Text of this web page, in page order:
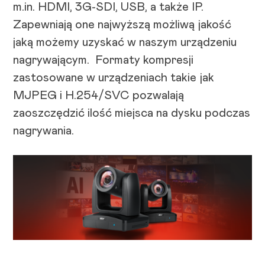
m.in. HDMI, 3G-SDI, USB, a także IP.
Zapewniają one najwyższą możliwą jakość
jaką możemy uzyskać w naszym urządzeniu
nagrywającym. Formaty kompresji
zastosowane w urządzeniach takie jak
MJPEG i H.254/SVC pozwalają
zaoszczędzić ilość miejsca na dysku podczas
nagrywania.